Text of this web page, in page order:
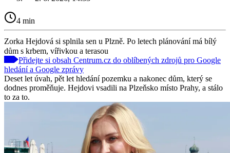
4 min
Zorka Hejdová si splnila sen u Plzně. Po letech plánování má bílý
dům s krbem, vířivkou a terasou
Přidejte si obsah Centrum.cz do oblíbených zdrojů pro Google
hledání a Google zprávy
Deset let úvah, pět let hledání pozemku a nakonec dům, který se
dodnes proměňuje. Hejdovi vsadili na Plzeňsko místo Prahy, a stálo
to za to.